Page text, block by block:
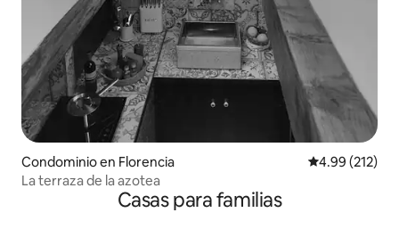
Condominio en Florencia Calificación
4.99 (212)
La terraza de la azotea
Casas para familias